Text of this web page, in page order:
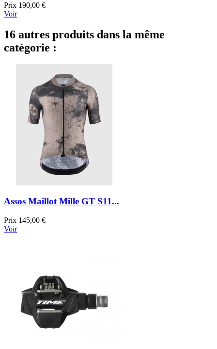
Prix 190,00 €
Voir
16 autres produits dans la même
catégorie :
Assos Maillot Mille GT S11...
Prix 145,00 €
Voir